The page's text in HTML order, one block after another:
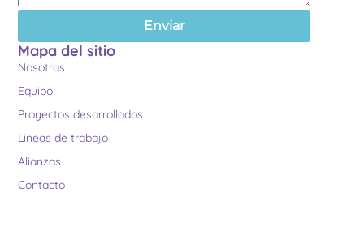
Enviar
Mapa del sitio
Nosotras
Equipo
Proyectos desarrollados
Lineas de trabajo
Alianzas
Contacto